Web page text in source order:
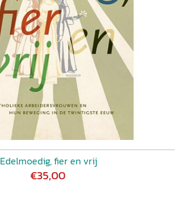
Edelmoedig, fier en vrij
€35,00